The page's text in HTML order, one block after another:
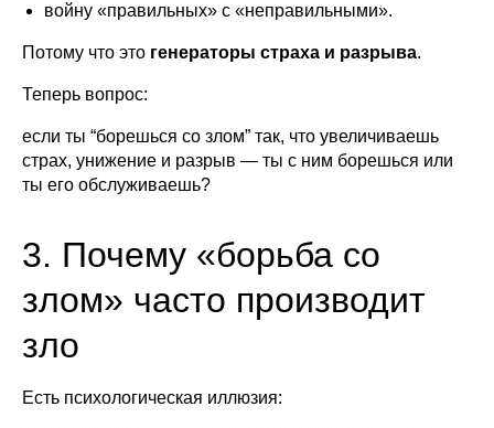
войну «правильных» с «неправильными».
Потому что это генераторы страха и разрыва.
Теперь вопрос:
если ты “борешься со злом” так, что увеличиваешь
страх, унижение и разрыв — ты с ним борешься или
ты его обслуживаешь?
3. Почему «борьба со
злом» часто производит
зло
Есть психологическая иллюзия: